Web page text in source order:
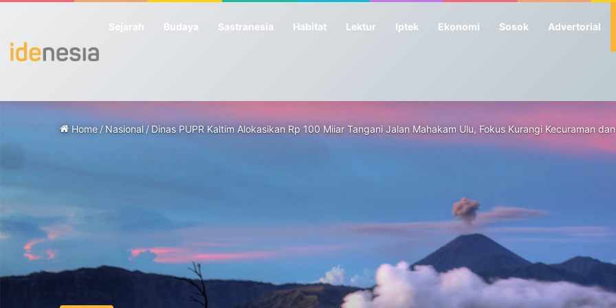
Sejarah Budaya Sastranesia Habitat Lektur Iptek Ekonomi Sosok Advertorial
Home /Nasional /Dinas PUPR Kaltim Alokasikan Rp 100 Miiar Tangani Jalan Mahakam Ulu, Fokus Kurangi Kecuraman